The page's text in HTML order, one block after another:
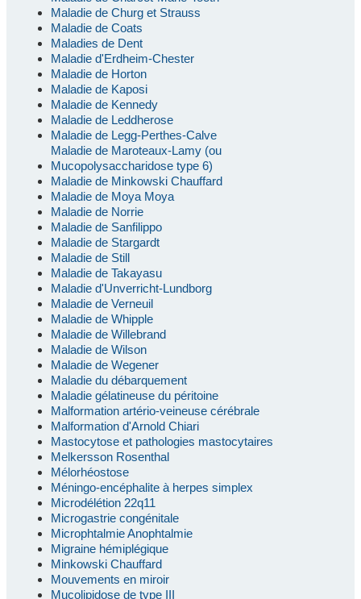
Maladie de Churg et Strauss
Maladie de Coats
Maladies de Dent
Maladie d'Erdheim-Chester
Maladie de Horton
Maladie de Kaposi
Maladie de Kennedy
Maladie de Leddherose
Maladie de Legg-Perthes-Calve
Maladie de Maroteaux-Lamy (ou
Mucopolysaccharidose type 6)
Maladie de Minkowski Chauffard
Maladie de Moya Moya
Maladie de Norrie
Maladie de Sanfilippo
Maladie de Stargardt
Maladie de Still
Maladie de Takayasu
Maladie d'Unverricht-Lundborg
Maladie de Verneuil
Maladie de Whipple
Maladie de Willebrand
Maladie de Wilson
Maladie de Wegener
Maladie du débarquement
Maladie gélatineuse du péritoine
Malformation artério-veineuse cérébrale
Malformation d'Arnold Chiari
Mastocytose et pathologies mastocytaires
Melkersson Rosenthal
Mélorhéostose
Méningo-encéphalite à herpes simplex
Microdélétion 22q11
Microgastrie congénitale
Microphtalmie Anophtalmie
Migraine hémiplégique
Minkowski Chauffard
Mouvements en miroir
Mucolipidose de type III